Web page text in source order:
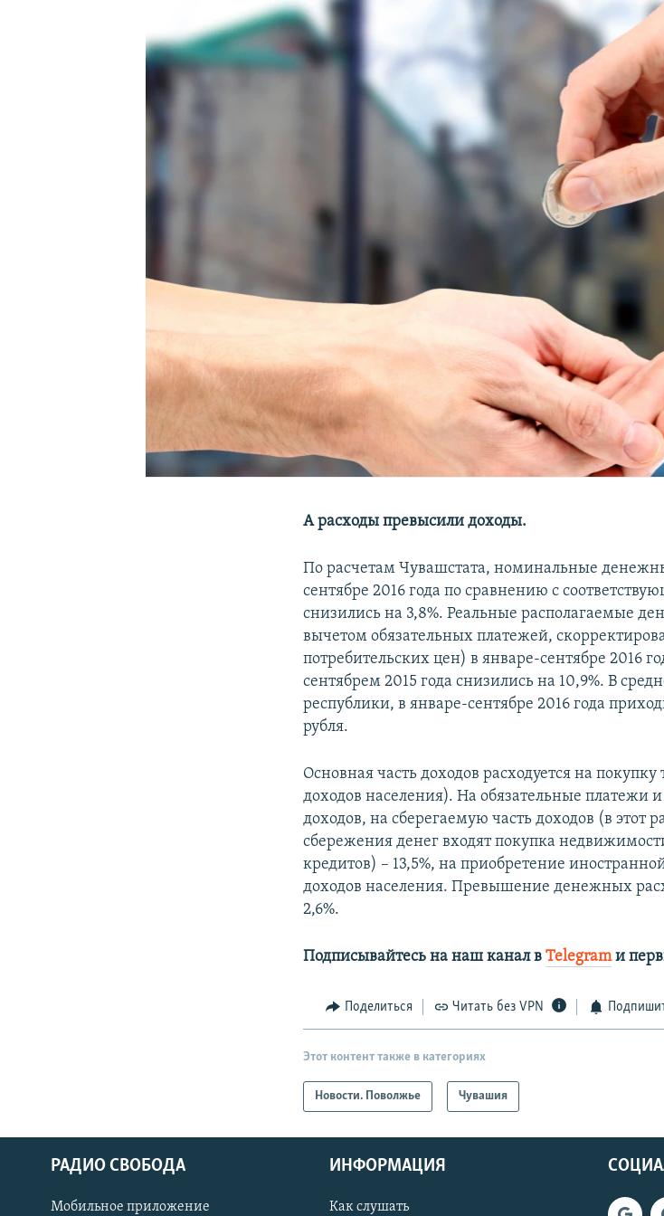
ПОДПИШИТЕСЬ НА РАССЫЛКУ
А расходы превысили доходы.
По расчетам Чувашстата, номинальные
сентябре 2016 года по сравнению с
снизились на 3,8%. Реальные располагаемые
вычетом обязательных платежей,
потребительских цен) в январе-сентябре 2016
сентябрем 2015 года снизились на 10,9%. В
республики, в январе-сентябре 2016 года
рубля.
Основная часть доходов расходуется на покупку
доходов населения). На обязательные платежи
доходов, на сберегаемую часть доходов (в этот
сбережения денег входят покупка
кредитов) – 13,5%, на приобретение
доходов населения. Превышение денежных
2,6%.
Подписывайтесь на наш канал вTelegramи
Поделиться Читать без VPN
Этот контент также в категориях
Новости. Поволжье Чувашия
РАДИО СВОБОДА
Мобильное приложение
ИНФОРМАЦИЯ
Как слушать